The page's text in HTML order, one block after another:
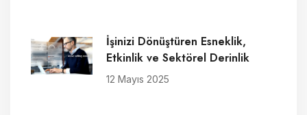
İşinizi Dönüştüren Esneklik,
Etkinlik ve Sektörel Derinlik
12 Mayıs 2025